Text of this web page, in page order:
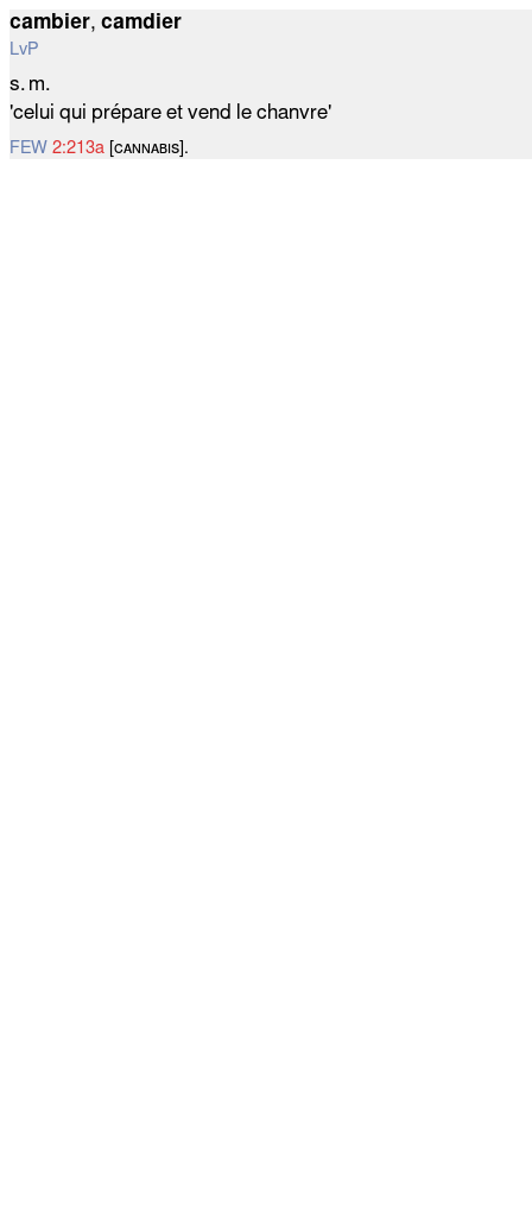
cambier, camdier
LvP
s. m.
'celui qui prépare et vend le chanvre'
FEW 2:213a [ᴄᴀɴɴᴀʙɪѕ].